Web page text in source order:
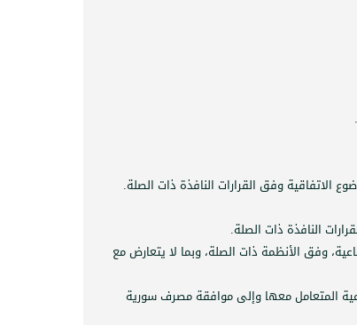
الاتفاقية وفق القرارات النافذة ذات الصلة.
النافذة ذات الصلة.
وفق الأنظمة ذات الصلة، وبما لا يتعارض مع
المتعامل معها وإلى موافقة مصرف سورية